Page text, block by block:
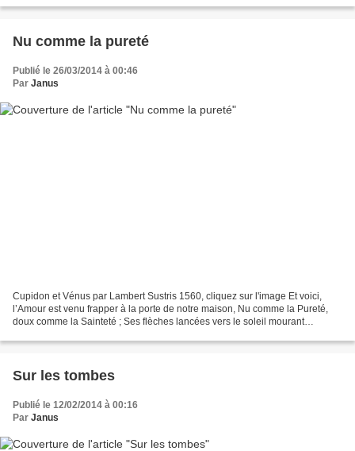
Nu comme la pureté
Publié le 26/03/2014 à 00:46
Par Janus
Cupidon et Vénus par Lambert Sustris 1560, cliquez sur l'image Et voici,
l’Amour est venu frapper à la porte de notre maison, Nu comme la Pureté,
doux comme la Sainteté ; Ses flèches lancées vers le soleil mourant
Sur les tombes
Publié le 12/02/2014 à 00:16
Par Janus